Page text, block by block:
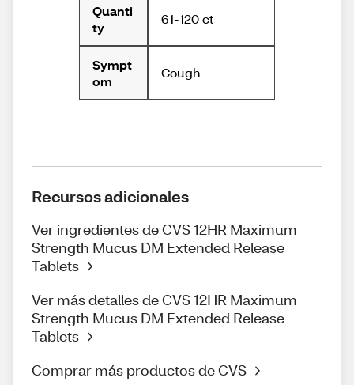
Quanti
ty
61-120 ct
Sympt
om
Cough
Recursos adicionales
Ver ingredientes de CVS 12HR Maximum
Strength Mucus DM Extended Release
Tablets
Ver más detalles de CVS 12HR Maximum
Strength Mucus DM Extended Release
Tablets
Comprar más productos de CVS